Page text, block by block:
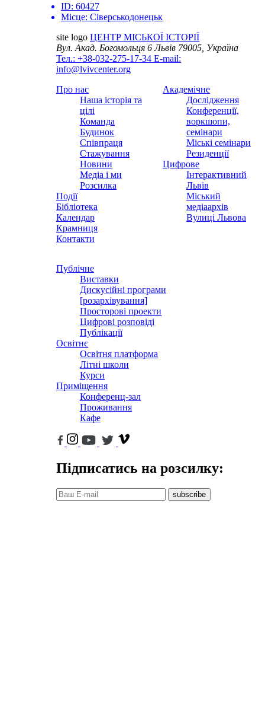
ID: 60427
Місце: Сіверськодонецьк
site logo ЦЕНТР МІСЬКОЇ ІСТОРІЇ
Вул. Акад. Богомольця 6Львів 79005, Україна
Тел.: +38-032-275-17-34 E-mail:
info@lvivcenter.org
Про нас
Наша історія та
цілі
Команда
Будинок
Співпраця
Стажування
Новини
Медіа і ми
Розсилка
Події
Бібліотека
Календар
Крамниця
Контакти
Академічне
Дослідження
Конференції,
воркшопи,
семінари
Міські семінари
Резиденції
Цифрове
Інтерактивний
Львів
Міський
медіаархів
Вулиці Львова
Публічне
Виставки
Дискусійні програми
[розархівування]
Просторові проекти
Цифрові розповіді
Публікації
Освітнє
Освітня платформа
Літні школи
Курси
Приміщення
Конференц-зал
Проживання
Кафе
Підписатись на розсилку:
subscribe